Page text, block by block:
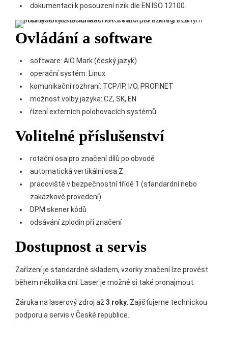
dokumentaci k posouzení rizik dle EN ISO 12100.
Ovládání a software
software: AIO Mark (český jazyk)
operační systém: Linux
komunikační rozhraní: TCP/IP, I/O, PROFINET
možnost volby jazyka: CZ, SK, EN
řízení externích polohovacích systémů
Volitelné příslušenství
rotační osa pro značení dílů po obvodě
automatická vertikální osa Z
pracoviště v bezpečnostní třídě 1 (standardní nebo
zakázkové provedení)
DPM skener kódů
odsávání zplodin při značení
Dostupnost a servis
Zařízení je standardně skladem, vzorky značení lze provést
během několika dní. Laser je možné si také pronajmout.
Záruka na laserový zdroj až 3 roky . Zajišťujeme technickou
podporu a servis v České republice.